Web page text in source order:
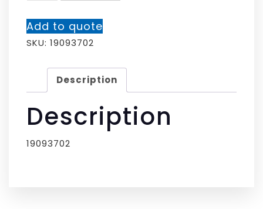
Add to quote
SKU: 19093702
Description
Description
19093702